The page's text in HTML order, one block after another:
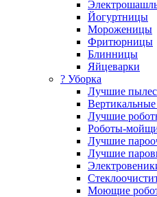
Йогуртницы
Мороженицы
Фритюрницы
Блинницы
Яйцеварки
? Уборка
Лучшие
Лучшие
Роботы-
Лучшие
Лучшие
Моющие